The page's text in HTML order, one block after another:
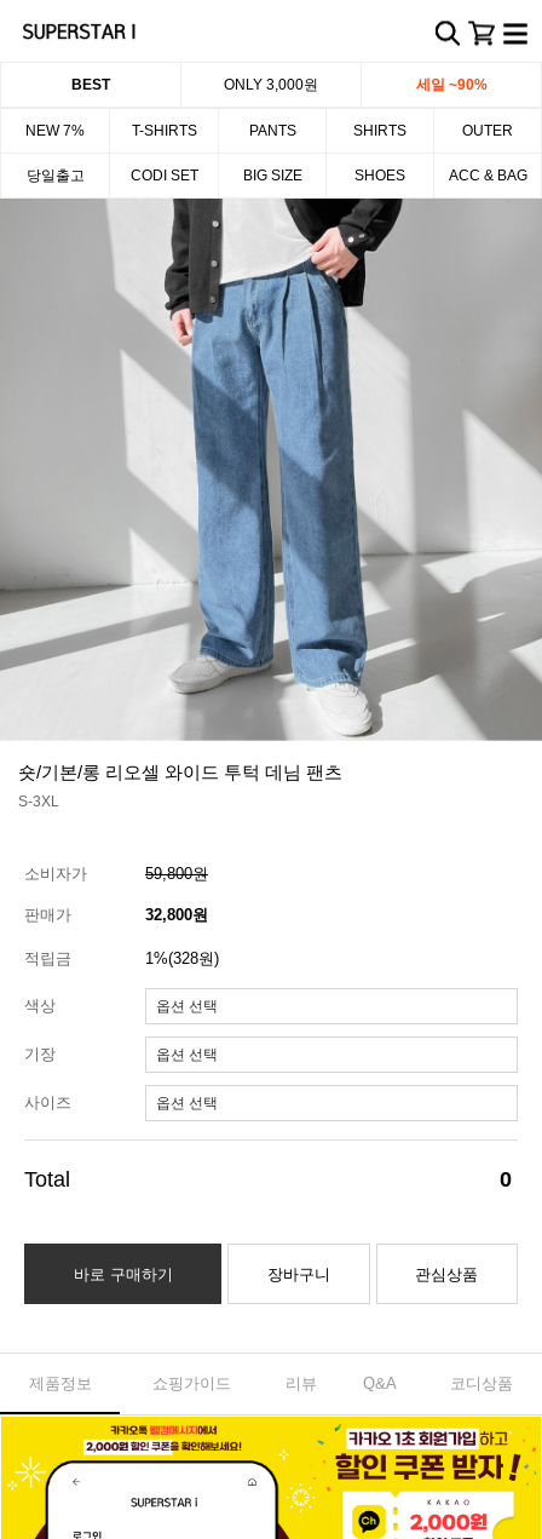
BEST ONLY 3,000원 세일 ~90%
NEW 7% T-SHIRTS PANTS SHIRTS OUTER
당일출고 CODI SET BIG SIZE SHOES ACC & BAG
숏/기본/롱 리오셀 와이드 투턱 데님 팬츠
S-3XL
소비자가 59,800원
판매가 32,800원
적립금 1%(328원)
색상
기장
사이즈
0
바로 구매하기 장바구니 관심상품
제품정보 쇼핑가이드 리뷰 Q&A 코디상품